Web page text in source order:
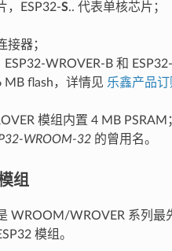
，ESP32-S.. 代表单核芯片；
接器；
WROVER-B 和
MB flash，详情见 乐鑫产品
模组内置 4 MB PSRAM
WROOM-32的曾用名。
组
WROOM/WROVER 系列
模组。